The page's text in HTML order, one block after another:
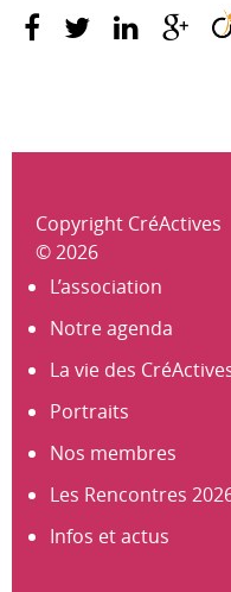
Copyright CréActives
© 2026
L’association
Notre agenda
La vie des
Portraits
Nos membres
Les Rencontres
Infos et actus